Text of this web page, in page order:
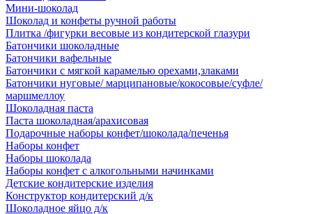
Мини-шоколад
Шоколад и конфеты ручной работы
Плитка /фигурки весовые из кондитерской глазури
Батончики шоколадные
Батончики вафельные
Батончики с мягкой карамелью орехами,злаками
Батончики нуговые/ марципановые/кокосовые/суфле/
маршмеллоу
Шоколадная паста
Паста шоколадная/арахисовая
Подарочные наборы конфет/шоколада/печенья
Наборы конфет
Наборы шоколада
Наборы конфет с алкогольными начинками
Детские кондитерские изделия
Конструктор кондитерский д/к
Шоколадное яйцо д/к